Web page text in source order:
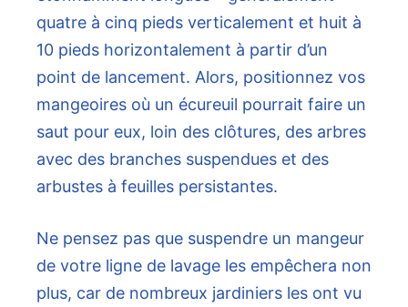
quatre à cinq pieds verticalement et huit à
10 pieds horizontalement à partir d’un
point de lancement. Alors, positionnez vos
mangeoires où un écureuil pourrait faire un
saut pour eux, loin des clôtures, des arbres
avec des branches suspendues et des
arbustes à feuilles persistantes.
Ne pensez pas que suspendre un mangeur
de votre ligne de lavage les empêchera non
plus, car de nombreux jardiniers les ont vu